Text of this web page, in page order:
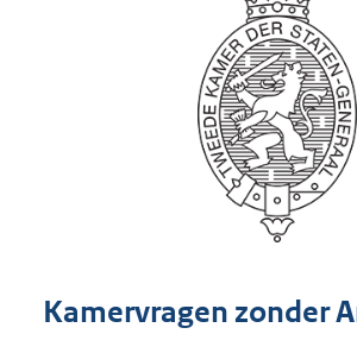
Kamervragen zonder